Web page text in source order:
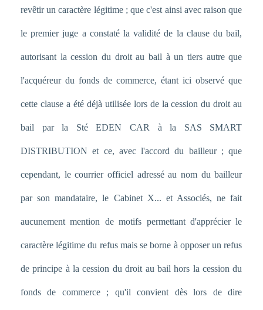
revêtir un caractère légitime ; que c'est ainsi avec raison que
le premier juge a constaté la validité de la clause du bail,
autorisant la cession du droit au bail à un tiers autre que
l'acquéreur du fonds de commerce, étant ici observé que
cette clause a été déjà utilisée lors de la cession du droit au
bail par la Sté EDEN CAR à la SAS SMART
DISTRIBUTION et ce, avec l'accord du bailleur ; que
cependant, le courrier officiel adressé au nom du bailleur
par son mandataire, le Cabinet X... et Associés, ne fait
aucunement mention de motifs permettant d'apprécier le
caractère légitime du refus mais se borne à opposer un refus
de principe à la cession du droit au bail hors la cession du
fonds de commerce ; qu'il convient dès lors de dire